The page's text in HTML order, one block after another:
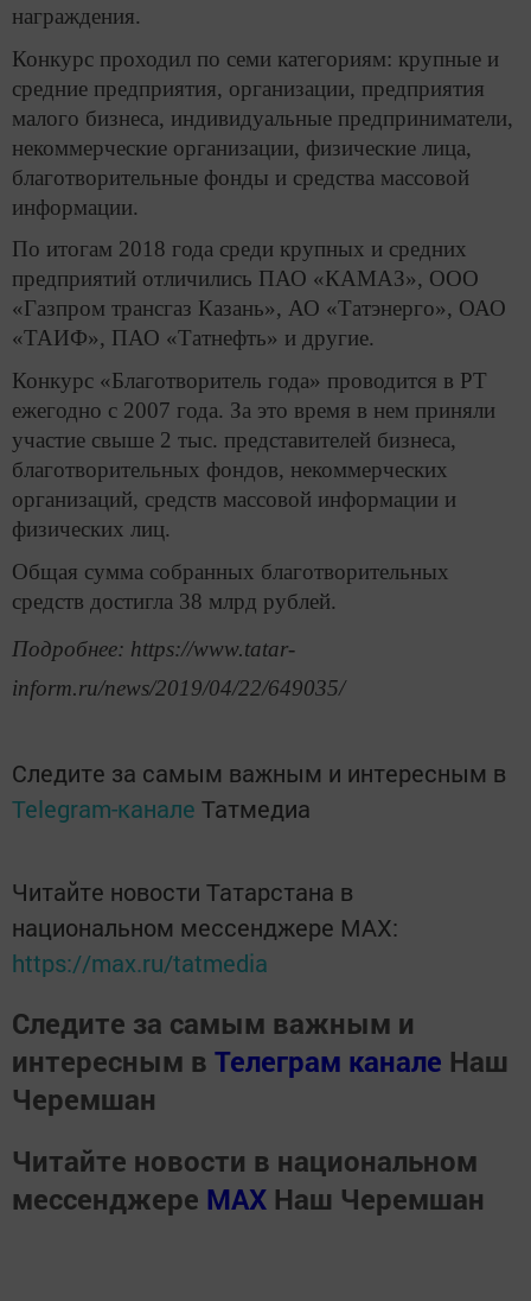
награждения.
Конкурс проходил по семи категориям: крупные и
средние предприятия, организации, предприятия
малого бизнеса, индивидуальные предприниматели,
некоммерческие организации, физические лица,
благотворительные фонды и средства массовой
информации.
По итогам 2018 года среди крупных и средних
предприятий отличились ПАО «КАМАЗ», ООО
«Газпром трансгаз Казань», АО «Татэнерго», ОАО
«ТАИФ», ПАО «Татнефть» и другие.
Конкурс «Благотворитель года» проводится в РТ
ежегодно с 2007 года. За это время в нем приняли
участие свыше 2 тыс. представителей бизнеса,
благотворительных фондов, некоммерческих
организаций, средств массовой информации и
физических лиц.
Общая сумма собранных благотворительных
средств достигла 38 млрд рублей.
Подробнее: https://www.tatar-
inform.ru/news/2019/04/22/649035/
Следите за самым важным и интересным в
Telegram-канале Татмедиа
Читайте новости Татарстана в
национальном мессенджере MАХ:
https://max.ru/tatmedia
Следите за самым важным и
интересным в Телеграм канале Наш
Черемшан
Читайте новости в национальном
мессенджере MАХ Наш Черемшан